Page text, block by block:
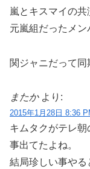
嵐とキスマイの
元嵐組だったメ
関ジャニだって
またか より:
2015年1月28日 8:36
キムタクがテレ
事出てたよね。
結局珍しい事やる